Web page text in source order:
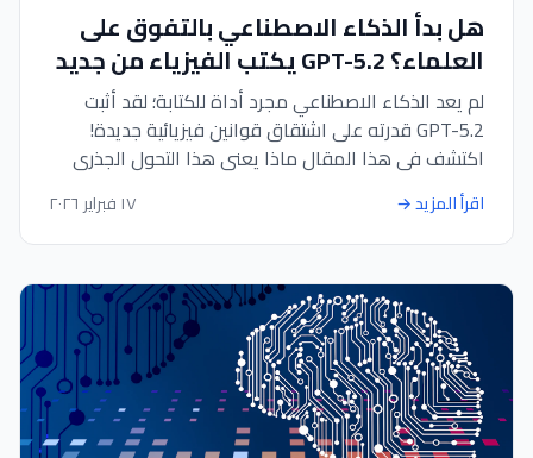
هل بدأ الذكاء الاصطناعي بالتفوق على
العلماء؟ GPT-5.2 يكتب الفيزياء من جديد
لم يعد الذكاء الاصطناعي مجرد أداة للكتابة؛ لقد أثبت
GPT-5.2 قدرته على اشتقاق قوانين فيزيائية جديدة!
اكتشف في هذا المقال ماذا يعني هذا التحول الجذري
لرواد الأعمال، وكيف يمكنك استغلال هذه "القدرات
الاستنتاجية" لتطوير استراتيجيات عملك عبر أدواتنا.
١٧ فبراير ٢٠٢٦ اقرأ المزيد→